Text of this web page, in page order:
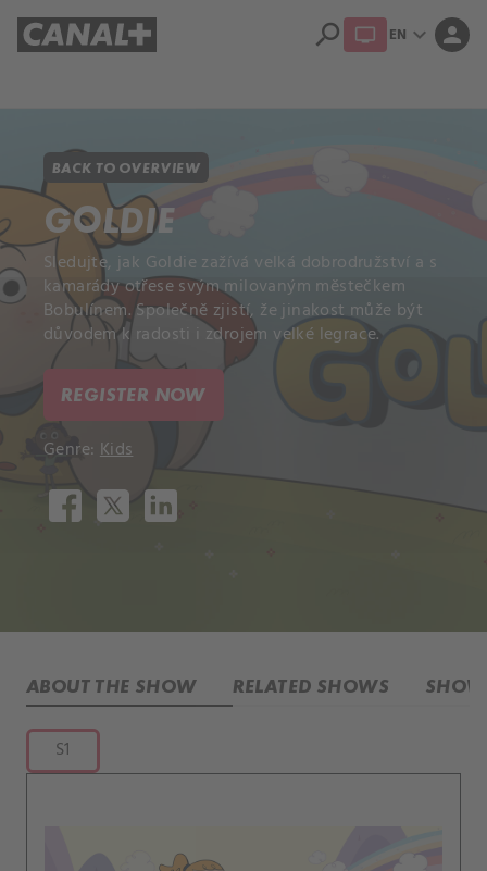
search EN expand_more person
BACK TO OVERVIEW
GOLDIE
Sledujte, jak Goldie zažívá velká dobrodružství a s
kamarády otřese svým milovaným městečkem
Bobulínem. Společně zjistí, že jinakost může být
důvodem k radosti i zdrojem velké legrace.
REGISTER NOW
Genre: Kids
ABOUT THE SHOW RELATED SHOWS
S1